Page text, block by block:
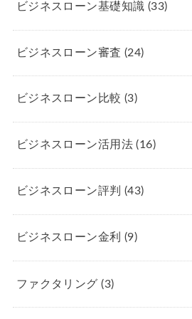
ビジネスローン基礎知識 (33)
ビジネスローン審査 (24)
ビジネスローン比較 (3)
ビジネスローン活用法(16)
ビジネスローン評判 (43)
ビジネスローン金利 (9)
ファクタリング(3)